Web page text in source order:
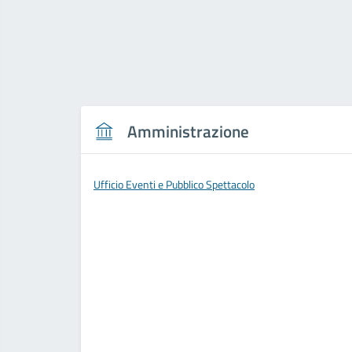
Amministrazione
Ufficio Eventi e Pubblico Spettacolo